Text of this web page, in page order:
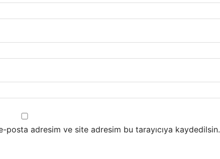
posta adresim ve site adresim bu tarayıcıya kaydedilsin.